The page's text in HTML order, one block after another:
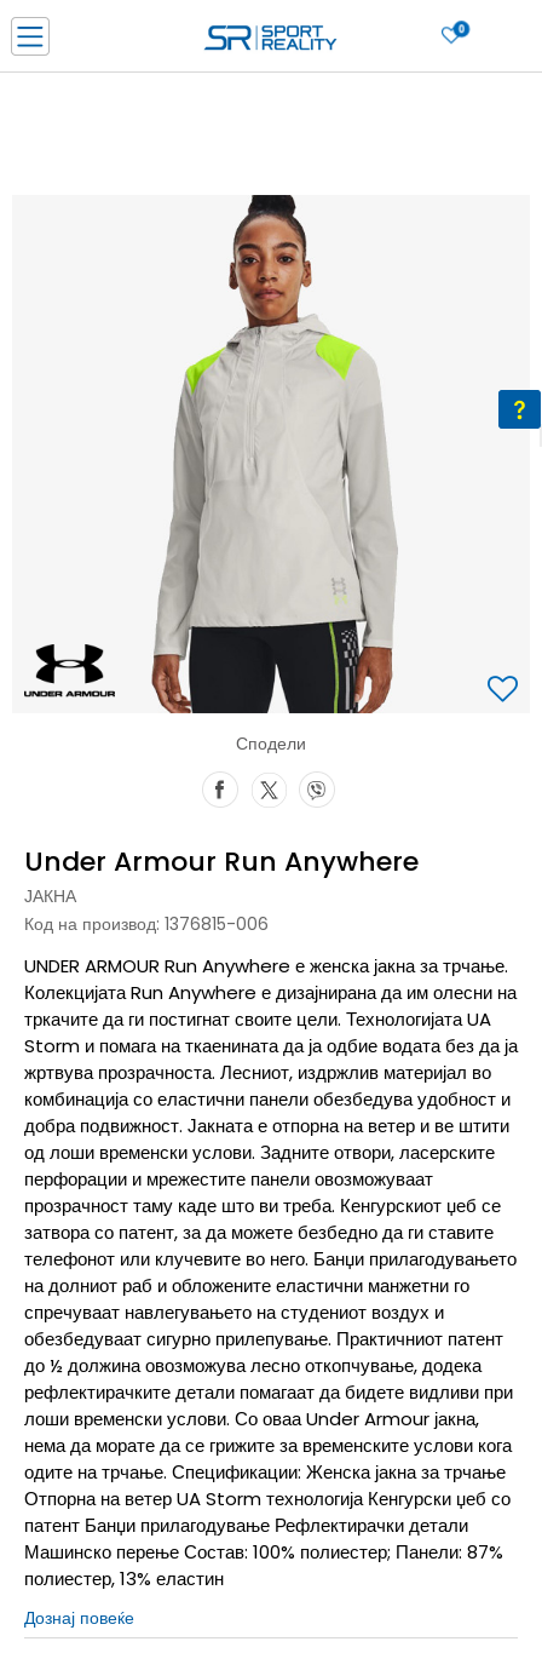
0
& COLLECT Платете со картичка online и подигнете во продавницата по ваш
ДОЗНАЈ ПОВЕЌЕ
Ценовник
ДОЗНАЈ ПОВЕЌЕ
Сподели
Under Armour Run Anywhere
ЈАКНА
Код на производ: 1376815-006
UNDER ARMOUR Run Anywhere е женска јакна за трчање.
Колекцијата Run Anywhere е дизајнирана да им олесни на
тркачите да ги постигнат своите цели. Технологијата UA
Storm и помага на ткаенината да ја одбие водата без да ја
жртвува прозрачноста. Лесниот, издржлив материјал во
комбинација со еластични панели обезбедува удобност и
добра подвижност. Јакната е отпорна на ветер и ве штити
од лоши временски услови. Задните отвори, ласерските
перфорации и мрежестите панели овозможуваат
прозрачност таму каде што ви треба. Кенгурскиот џеб се
затвора со патент, за да можете безбедно да ги ставите
телефонот или клучевите во него. Банџи прилагодувањето
на долниот раб и обложените еластични манжетни го
спречуваат навлегувањето на студениот воздух и
обезбедуваат сигурно прилепување. Практичниот патент
до ½ должина овозможува лесно откопчување, додека
рефлектирачките детали помагаат да бидете видливи при
лоши временски услови. Со оваа Under Armour јакна,
нема да морате да се грижите за временските услови кога
одите на трчање. Спецификации: Женска јакна за трчање
Отпорна на ветер UA Storm технологија Кенгурски џеб со
патент Банџи прилагодување Рефлектирачки детали
Машинско перење Состав: 100% полиестер; Панели: 87%
полиестер, 13% еластин
Дознај повеќе